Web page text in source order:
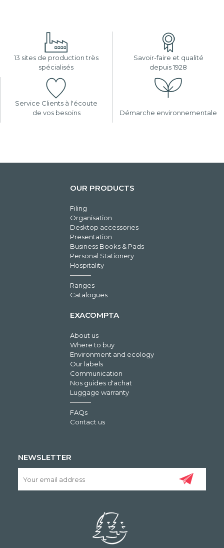
13 sites de production très
spécialisés
Savoir-faire et qualité
depuis 1928
Service Clients à l'écoute
de vos besoins
Démarche environnementale
OUR PRODUCTS
Filing
Organisation
Desktop accessories
Presentation
Business Books & Pads
Personal Stationery
Hospitality
Ranges
Catalogues
EXACOMPTA
About us
Where to buy
Environment and ecology
Our labels
Communication
Nos guides d'achat
Luggage warranty
FAQs
Contact us
NEWSLETTER